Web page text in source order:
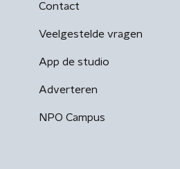
Contact
Veelgestelde vragen
App de studio
Adverteren
NPO Campus